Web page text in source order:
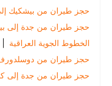
حجز طيران من بيشكيك إلى جدة
حجز طيران من جدة إلى بيشكيك
الخطوط الجوية العراقية
حجز طيران من دوسلدورف إلى
حجز طيران من جدة إلى كوتاباتو